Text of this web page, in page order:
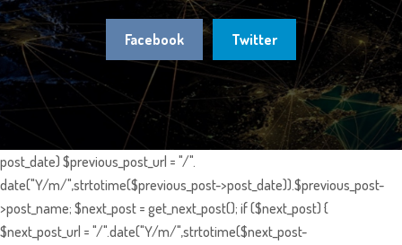
Facebook Twitter
post_date) $previous_post_url = "/".
date("Y/m/",strtotime($previous_post->post_date)).$previous_post-
>post_name; $next_post = get_next_post(); if ($next_post) {
$next_post_url = "/".date("Y/m/",strtotime($next_post-